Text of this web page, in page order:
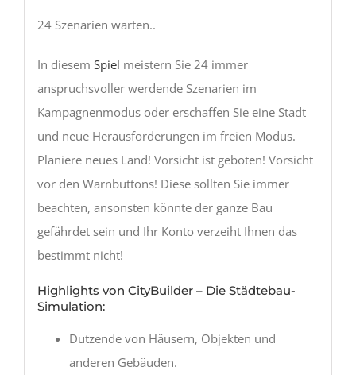
24 Szenarien warten..
In diesem Spiel meistern Sie 24 immer
anspruchsvoller werdende Szenarien im
Kampagnenmodus oder erschaffen Sie eine Stadt
und neue Herausforderungen im freien Modus.
Planiere neues Land! Vorsicht ist geboten! Vorsicht
vor den Warnbuttons! Diese sollten Sie immer
beachten, ansonsten könnte der ganze Bau
gefährdet sein und Ihr Konto verzeiht Ihnen das
bestimmt nicht!
Highlights von CityBuilder – Die Städtebau-
Simulation:
Dutzende von Häusern, Objekten und
anderen Gebäuden.